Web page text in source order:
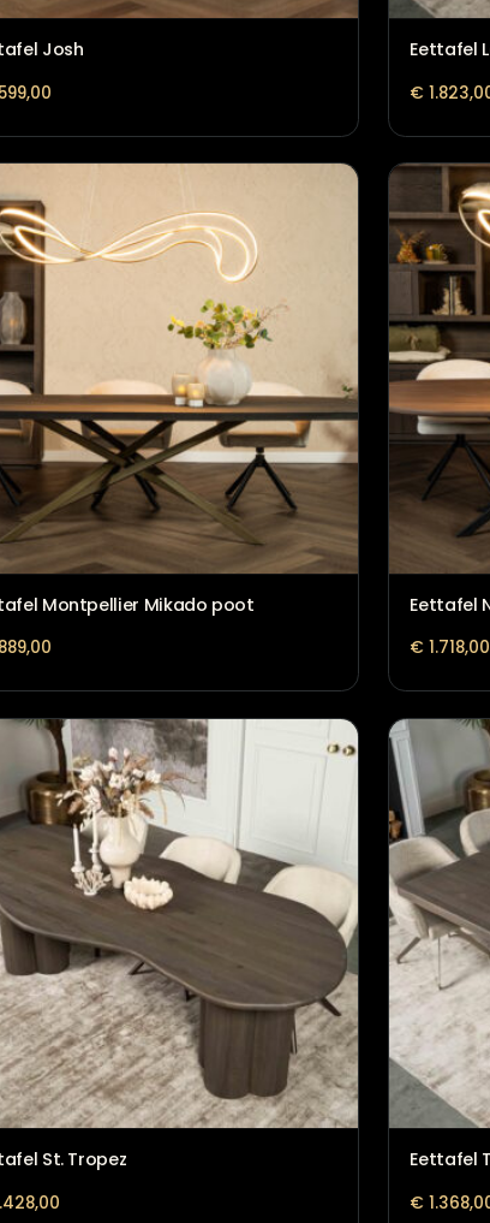
Eettafel Josh
€1.599,00
Eettafel Montpellier Mikado poot
1.889,00